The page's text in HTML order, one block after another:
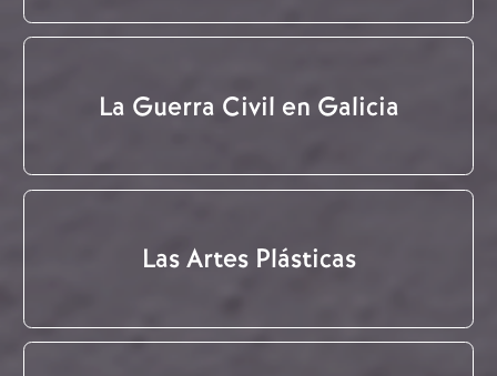
La Guerra Civil en Galicia
Las Artes Plásticas